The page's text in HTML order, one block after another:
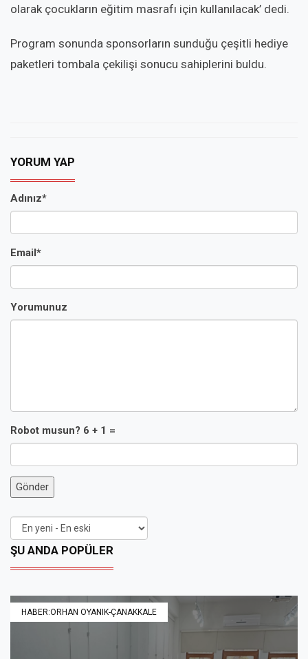
olarak çocukların eğitim masrafı için kullanılacak’ dedi.
Program sonunda sponsorların sunduğu çeşitli hediye
paketleri tombala çekilişi sonucu sahiplerini buldu.
YORUM YAP
Adınız*
Email*
Yorumunuz
Robot musun? 6 + 1 =
Gönder
ŞU ANDA POPÜLER
HABER:ORHAN OYANIK-ÇANAKKALE